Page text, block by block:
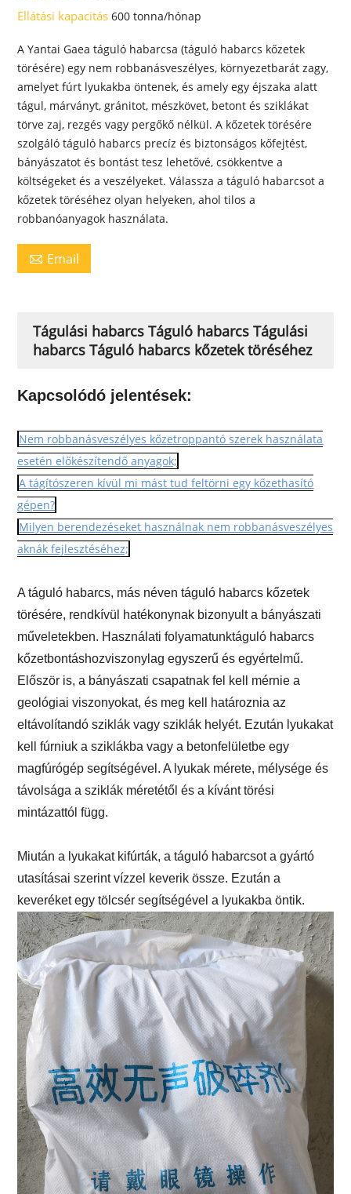
Ellátási kapacitás600 tonna/hónap
A Yantai Gaea táguló habarcsa (táguló habarcs kőzetek
törésére) egy nem robbanásveszélyes, környezetbarát zagy,
amelyet fúrt lyukakba öntenek, és amely egy éjszaka alatt
tágul, márványt, gránitot, mészkövet, betont és sziklákat
törve zaj, rezgés vagy pergőkő nélkül. A kőzetek törésére
szolgáló táguló habarcs precíz és biztonságos kőfejtést,
bányászatot és bontást tesz lehetővé, csökkentve a
költségeket és a veszélyeket. Válassza a táguló habarcsot a
kőzetek töréséhez olyan helyeken, ahol tilos a
robbanóanyagok használata.
 Email
Tágulási habarcs Táguló habarcs Tágulási
habarcs Táguló habarcs kőzetek töréséhez
Kapcsolódó jelentések:
Nem robbanásveszélyes kőzetroppantó szerek használata
esetén előkészítendő anyagok;
A tágítószeren kívül mi mást tud feltörni egy kőzethasító
gépen?
Milyen berendezéseket használnak nem robbanásveszélyes
aknák fejlesztéséhez;
A táguló habarcs, más néven táguló habarcs kőzetek
törésére, rendkívül hatékonynak bizonyult a bányászati ​​
műveletekben. Használati folyamatunktáguló habarcs
kőzetbontáshozviszonylag egyszerű és egyértelmű.
Először is, a bányászati ​​csapatnak fel kell mérnie a
geológiai viszonyokat, és meg kell határoznia az
eltávolítandó sziklák vagy sziklák helyét. Ezután lyukakat
kell fúrniuk a sziklákba vagy a betonfelületbe egy
magfúrógép segítségével. A lyukak mérete, mélysége és
távolsága a sziklák méretétől és a kívánt törési
mintázattól függ.
Miután a lyukakat kifúrták, a táguló habarcsot a gyártó
utasításai szerint vízzel keverik össze. Ezután a
keveréket egy tölcsér segítségével a lyukakba öntik.